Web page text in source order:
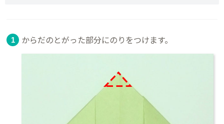
からだのとがった部分にのりをつけます。